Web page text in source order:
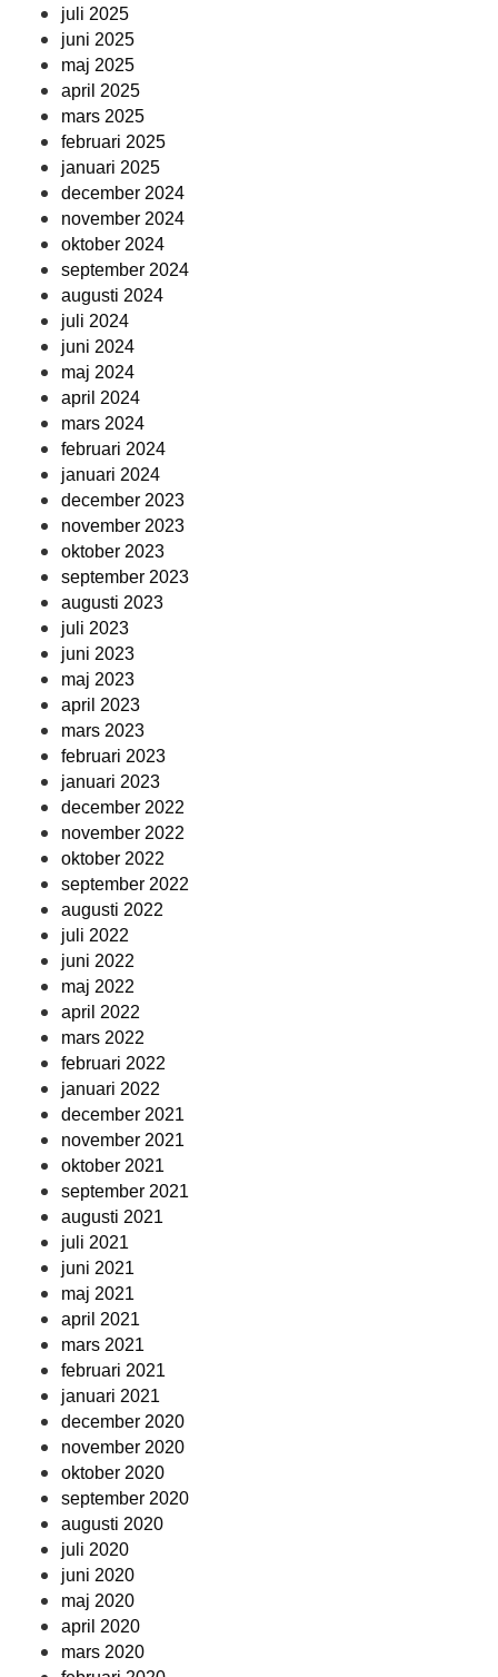
juli 2025
juni 2025
maj 2025
april 2025
mars 2025
februari 2025
januari 2025
december 2024
november 2024
oktober 2024
september 2024
augusti 2024
juli 2024
juni 2024
maj 2024
april 2024
mars 2024
februari 2024
januari 2024
december 2023
november 2023
oktober 2023
september 2023
augusti 2023
juli 2023
juni 2023
maj 2023
april 2023
mars 2023
februari 2023
januari 2023
december 2022
november 2022
oktober 2022
september 2022
augusti 2022
juli 2022
juni 2022
maj 2022
april 2022
mars 2022
februari 2022
januari 2022
december 2021
november 2021
oktober 2021
september 2021
augusti 2021
juli 2021
juni 2021
maj 2021
april 2021
mars 2021
februari 2021
januari 2021
december 2020
november 2020
oktober 2020
september 2020
augusti 2020
juli 2020
juni 2020
maj 2020
april 2020
mars 2020